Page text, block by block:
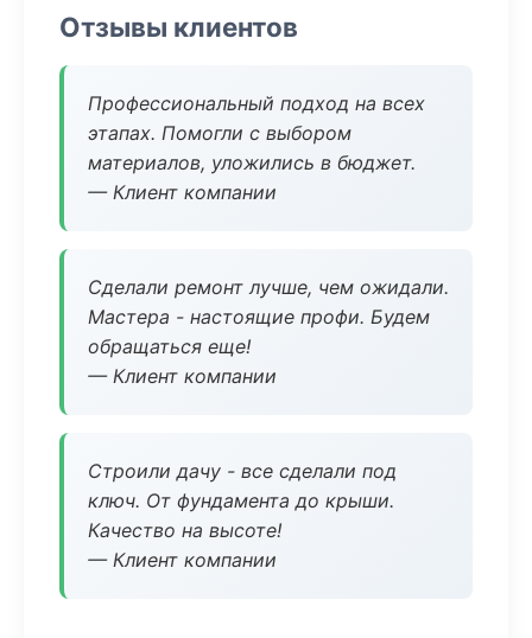
Отзывы клиентов
Профессиональный подход на всех
этапах. Помогли с выбором
материалов, уложились в бюджет.
— Клиент компании
Сделали ремонт лучше, чем ожидали.
Мастера - настоящие профи. Будем
обращаться еще!
— Клиент компании
Строили дачу - все сделали под
ключ. От фундамента до крыши.
Качество на высоте!
— Клиент компании